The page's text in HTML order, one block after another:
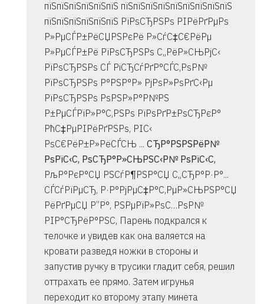
пїЅпїЅпїЅпїЅпїЅпїЅ пїЅпїЅпїЅпїЅпїЅпїЅпїЅпїЅпїЅ
пїЅпїЅпїЅпїЅпїЅпїЅ РїРѕСЂРЅРѕ РІРёРґРµРѕ
Р»РµСЃР±РёСЏРЅРєРё Р»СѓС‡С€РёРµ
Р»РµСЃР±Рё РїРѕСЂРЅРѕ С„РёР»СЊРјС‹
РїРѕСЂРЅРѕ СЃ РіСЂСѓРґР°СЃС‚РѕР№
РїРѕСЂРЅРѕ Р°РЅР°Р» РјРѕР»РѕРґС‹Рµ
РїРѕСЂРЅРѕ РѕРЅР»Р°Р№РЅ
Р±РµСЃРїР»Р°С‚РЅРѕ РїРѕРґР±РѕСЂРєР°
РћС‡РµРІРёРґРЅРѕ, РІС‹
РѕС€РёР±Р»РёСЃСЊ ... СЂР°РЅРЅРёР№
РѕРїС‹С‚ РѕСЂР°Р»СЊРЅС‹Р№ РѕРїС‹С‚
РљР°РєР°СЏ РЅСѓР¶РЅР°СЏ С„СЂР°Р·Р°...
СЃСѓРїРµСЂ, Р·Р°РјРµС‡Р°С‚РµР»СЊРЅР°СЏ
РёРґРµСЏ Р”Р°, РЅРµРїР»РѕС…РѕР№
РІР°СЂРёР°РЅС‚ Парень подкрался к
телочке и увидев как она валяется на
кровати разведя ножки в стороны и
запустив ручку в трусики гладит себя, решил
оттрахать ее прямо. Затем игрунья
переходит ко второму этапу минета